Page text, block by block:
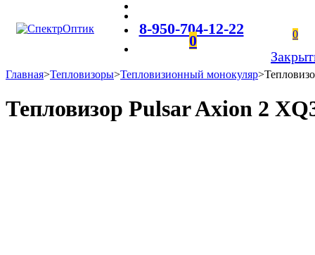
8-950-704-12-22
0 0
Главная>Тепловизоры>Тепловизионный монокуляр>
Тепловизор Pulsar Axion 2